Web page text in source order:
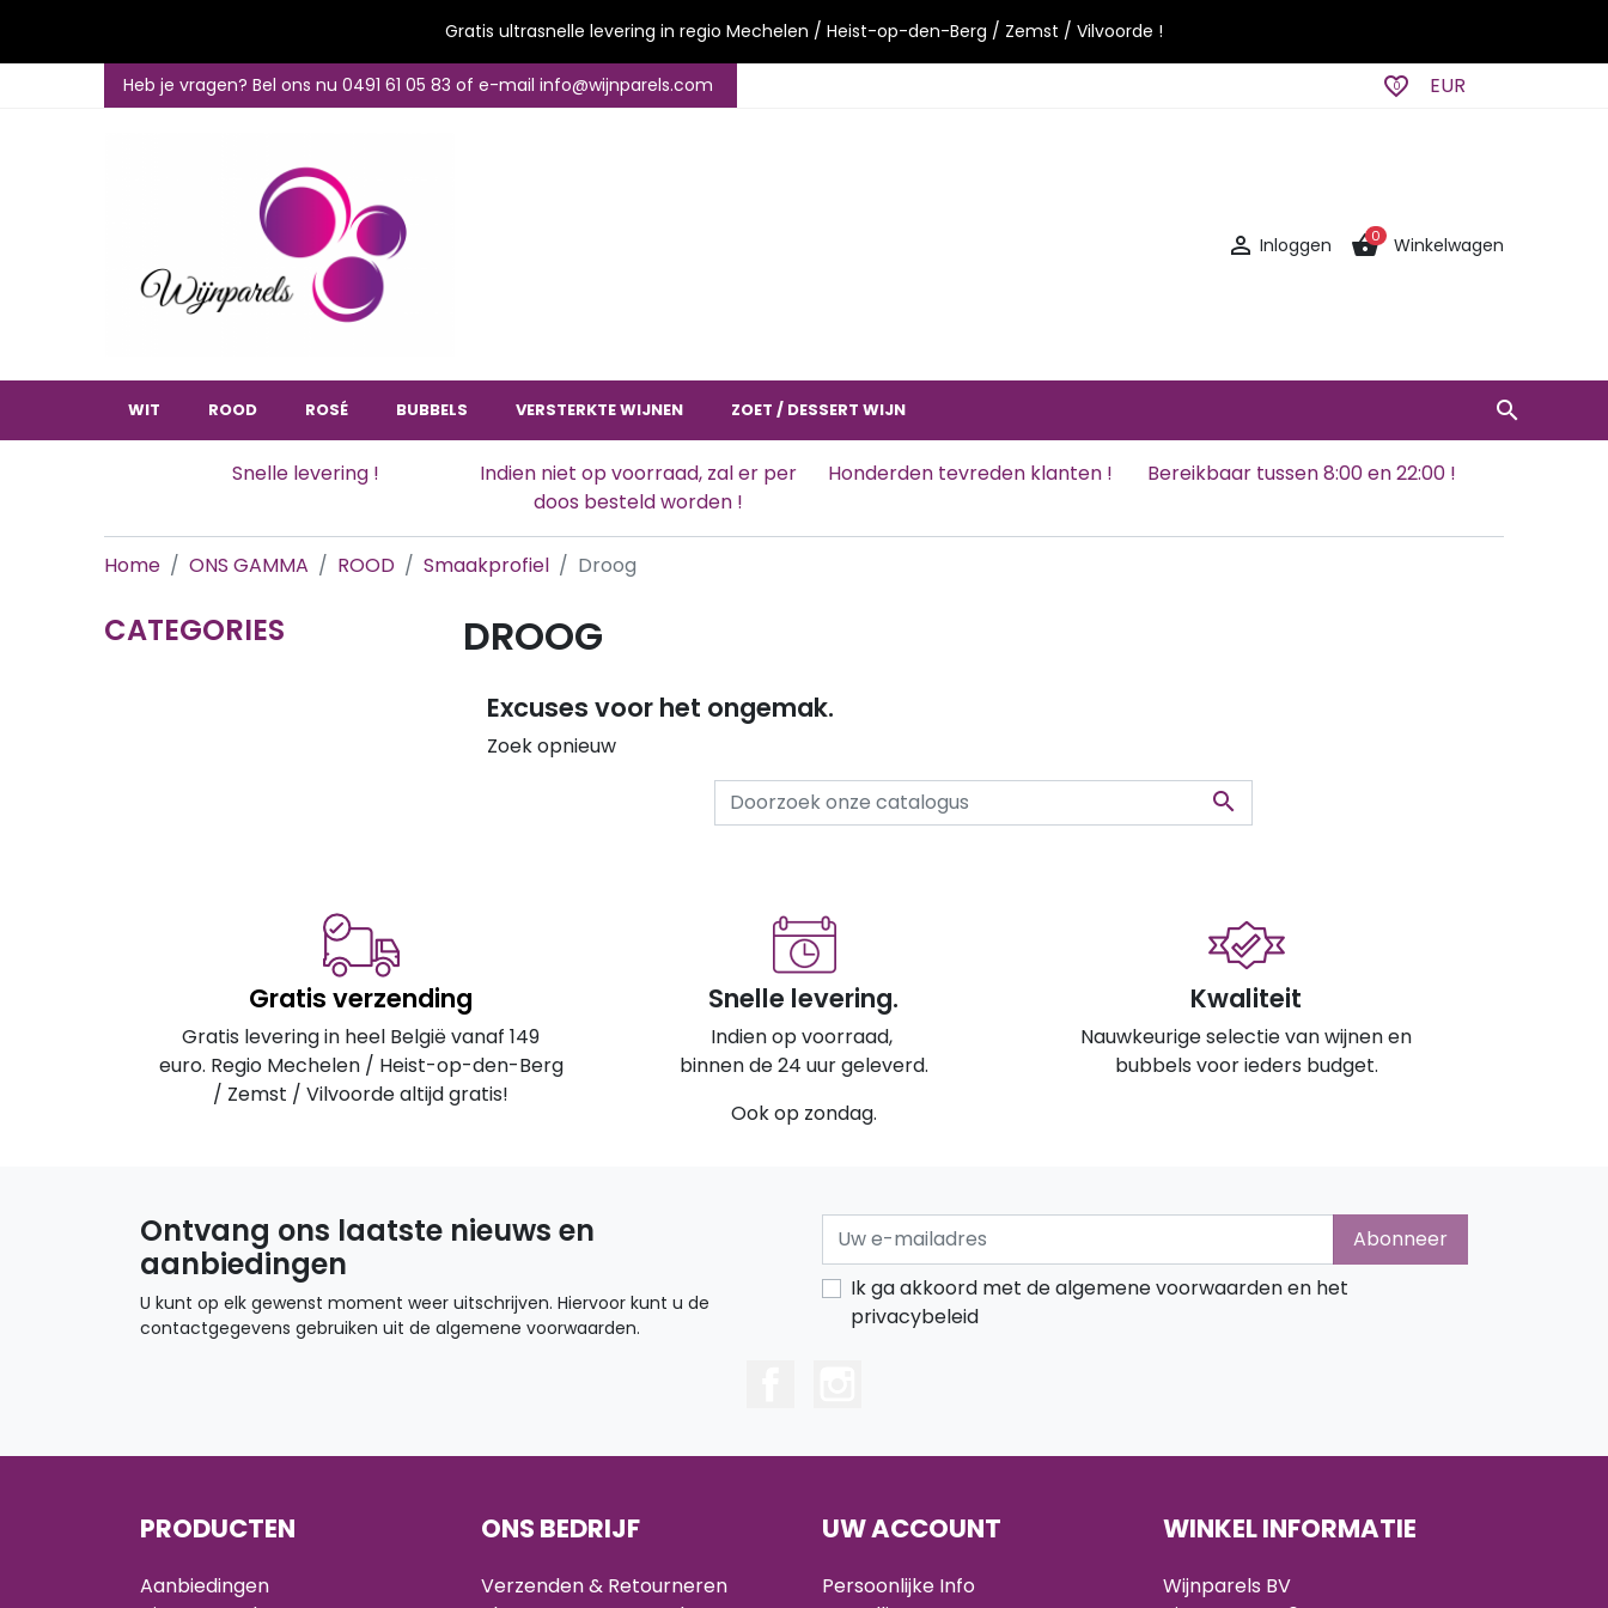
Gratis ultrasnelle levering in regio Mechelen / Heist-op-den-Berg / Zemst / Vilvoorde !
Heb je vragen? Bel ons nu 0491 61 05 83 of e-mail info@wijnparels.com favorite_border
0 EUR
 Inloggen shopping_basket
0 Winkelwagen
WIT ROOD ROSÉ BUBBELS VERSTERKTE WIJNEN ZOET / DESSERT WIJN search
Snelle levering !
Indien niet op voorraad, zal er per
doos besteld worden !
Honderden tevreden klanten ! Bereikbaar tussen 8:00 en 22:00 !
Home ONS GAMMA ROOD Smaakprofiel Droog
CATEGORIES DROOG
Excuses voor het ongemak.
Zoek opnieuw

Gratis verzending
Gratis levering in heel België vanaf 149
euro. Regio Mechelen / Heist-op-den-Berg
/ Zemst / Vilvoorde altijd gratis!
Snelle levering.
Indien op voorraad,
binnen de 24 uur geleverd.
Ook op zondag.
Kwaliteit
Nauwkeurige selectie van wijnen en
bubbels voor ieders budget.
Ontvang ons laatste nieuws en
aanbiedingen
U kunt op elk gewenst moment weer uitschrijven. Hiervoor kunt u de
contactgegevens gebruiken uit de algemene voorwaarden.
Abonneer
Ik ga akkoord met de algemene voorwaarden en het
privacybeleid
PRODUCTEN
Aanbiedingen
ONS BEDRIJF
Verzenden & Retourneren
UW ACCOUNT
Persoonlijke Info
WINKEL INFORMATIE
Wijnparels BV